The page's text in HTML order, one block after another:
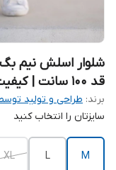
شلوار اسلش نیم
قد 100 سانت | کیفیت و خنکی استثنایی
برند: طراحی و تولید
سایزتان را انتخاب کنید
M
L
XL